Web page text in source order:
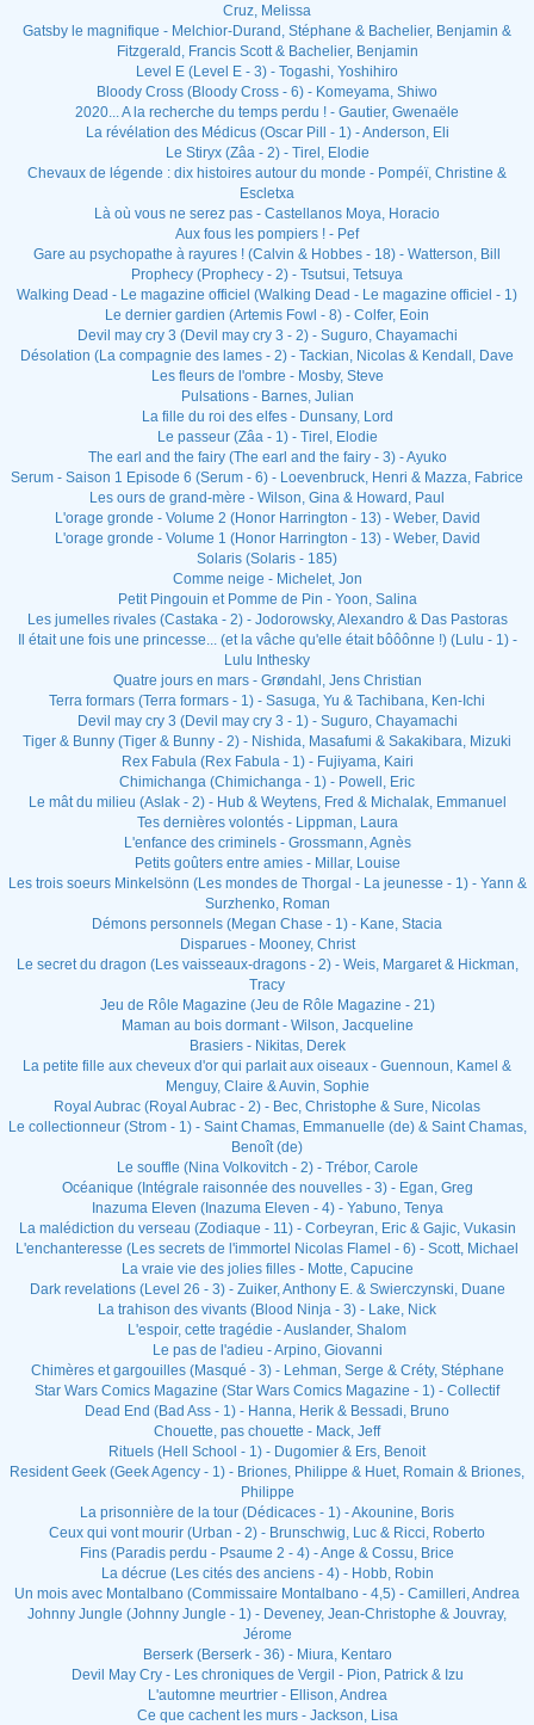
Cruz, Melissa
Gatsby le magnifique - Melchior-Durand, Stéphane & Bachelier, Benjamin &
Fitzgerald, Francis Scott & Bachelier, Benjamin
Level E (Level E - 3) - Togashi, Yoshihiro
Bloody Cross (Bloody Cross - 6) - Komeyama, Shiwo
2020... A la recherche du temps perdu ! - Gautier, Gwenaële
La révélation des Médicus (Oscar Pill - 1) - Anderson, Eli
Le Stiryx (Zâa - 2) - Tirel, Elodie
Chevaux de légende : dix histoires autour du monde - Pompéï, Christine &
Escletxa
Là où vous ne serez pas - Castellanos Moya, Horacio
Aux fous les pompiers ! - Pef
Gare au psychopathe à rayures ! (Calvin & Hobbes - 18) - Watterson, Bill
Prophecy (Prophecy - 2) - Tsutsui, Tetsuya
Walking Dead - Le magazine officiel (Walking Dead - Le magazine officiel - 1)
Le dernier gardien (Artemis Fowl - 8) - Colfer, Eoin
Devil may cry 3 (Devil may cry 3 - 2) - Suguro, Chayamachi
Désolation (La compagnie des lames - 2) - Tackian, Nicolas & Kendall, Dave
Les fleurs de l'ombre - Mosby, Steve
Pulsations - Barnes, Julian
La fille du roi des elfes - Dunsany, Lord
Le passeur (Zâa - 1) - Tirel, Elodie
The earl and the fairy (The earl and the fairy - 3) - Ayuko
Serum - Saison 1 Episode 6 (Serum - 6) - Loevenbruck, Henri & Mazza, Fabrice
Les ours de grand-mère - Wilson, Gina & Howard, Paul
L'orage gronde - Volume 2 (Honor Harrington - 13) - Weber, David
L'orage gronde - Volume 1 (Honor Harrington - 13) - Weber, David
Solaris (Solaris - 185)
Comme neige - Michelet, Jon
Petit Pingouin et Pomme de Pin - Yoon, Salina
Les jumelles rivales (Castaka - 2) - Jodorowsky, Alexandro & Das Pastoras
Il était une fois une princesse... (et la vâche qu'elle était bôôônne !) (Lulu - 1) -
Lulu Inthesky
Quatre jours en mars - Grøndahl, Jens Christian
Terra formars (Terra formars - 1) - Sasuga, Yu & Tachibana, Ken-Ichi
Devil may cry 3 (Devil may cry 3 - 1) - Suguro, Chayamachi
Tiger & Bunny (Tiger & Bunny - 2) - Nishida, Masafumi & Sakakibara, Mizuki
Rex Fabula (Rex Fabula - 1) - Fujiyama, Kairi
Chimichanga (Chimichanga - 1) - Powell, Eric
Le mât du milieu (Aslak - 2) - Hub & Weytens, Fred & Michalak, Emmanuel
Tes dernières volontés - Lippman, Laura
L'enfance des criminels - Grossmann, Agnès
Petits goûters entre amies - Millar, Louise
Les trois soeurs Minkelsönn (Les mondes de Thorgal - La jeunesse - 1) - Yann &
Surzhenko, Roman
Démons personnels (Megan Chase - 1) - Kane, Stacia
Disparues - Mooney, Christ
Le secret du dragon (Les vaisseaux-dragons - 2) - Weis, Margaret & Hickman,
Tracy
Jeu de Rôle Magazine (Jeu de Rôle Magazine - 21)
Maman au bois dormant - Wilson, Jacqueline
Brasiers - Nikitas, Derek
La petite fille aux cheveux d'or qui parlait aux oiseaux - Guennoun, Kamel &
Menguy, Claire & Auvin, Sophie
Royal Aubrac (Royal Aubrac - 2) - Bec, Christophe & Sure, Nicolas
Le collectionneur (Strom - 1) - Saint Chamas, Emmanuelle (de) & Saint Chamas,
Benoît (de)
Le souffle (Nina Volkovitch - 2) - Trébor, Carole
Océanique (Intégrale raisonnée des nouvelles - 3) - Egan, Greg
Inazuma Eleven (Inazuma Eleven - 4) - Yabuno, Tenya
La malédiction du verseau (Zodiaque - 11) - Corbeyran, Eric & Gajic, Vukasin
L'enchanteresse (Les secrets de l'immortel Nicolas Flamel - 6) - Scott, Michael
La vraie vie des jolies filles - Motte, Capucine
Dark revelations (Level 26 - 3) - Zuiker, Anthony E. & Swierczynski, Duane
La trahison des vivants (Blood Ninja - 3) - Lake, Nick
L'espoir, cette tragédie - Auslander, Shalom
Le pas de l'adieu - Arpino, Giovanni
Chimères et gargouilles (Masqué - 3) - Lehman, Serge & Créty, Stéphane
Star Wars Comics Magazine (Star Wars Comics Magazine - 1) - Collectif
Dead End (Bad Ass - 1) - Hanna, Herik & Bessadi, Bruno
Chouette, pas chouette - Mack, Jeff
Rituels (Hell School - 1) - Dugomier & Ers, Benoit
Resident Geek (Geek Agency - 1) - Briones, Philippe & Huet, Romain & Briones,
Philippe
La prisonnière de la tour (Dédicaces - 1) - Akounine, Boris
Ceux qui vont mourir (Urban - 2) - Brunschwig, Luc & Ricci, Roberto
Fins (Paradis perdu - Psaume 2 - 4) - Ange & Cossu, Brice
La décrue (Les cités des anciens - 4) - Hobb, Robin
Un mois avec Montalbano (Commissaire Montalbano - 4,5) - Camilleri, Andrea
Johnny Jungle (Johnny Jungle - 1) - Deveney, Jean-Christophe & Jouvray,
Jérome
Berserk (Berserk - 36) - Miura, Kentaro
Devil May Cry - Les chroniques de Vergil - Pion, Patrick & Izu
L'automne meurtrier - Ellison, Andrea
Ce que cachent les murs - Jackson, Lisa